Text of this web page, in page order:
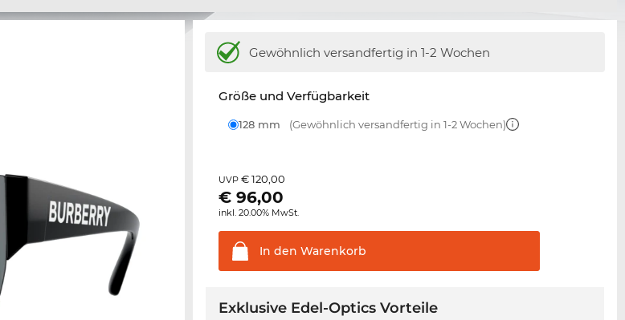
Gewöhnlich versandfertig in 1-2 Wochen
Größe und Verfügbarkeit
128 mm (Gewöhnlich versandfertig in 1-2 Wochen)
UVP€ 120,00
€96,00
inkl. 20.00% MwSt.
In den Warenkorb
Exklusive Edel-Optics Vorteile